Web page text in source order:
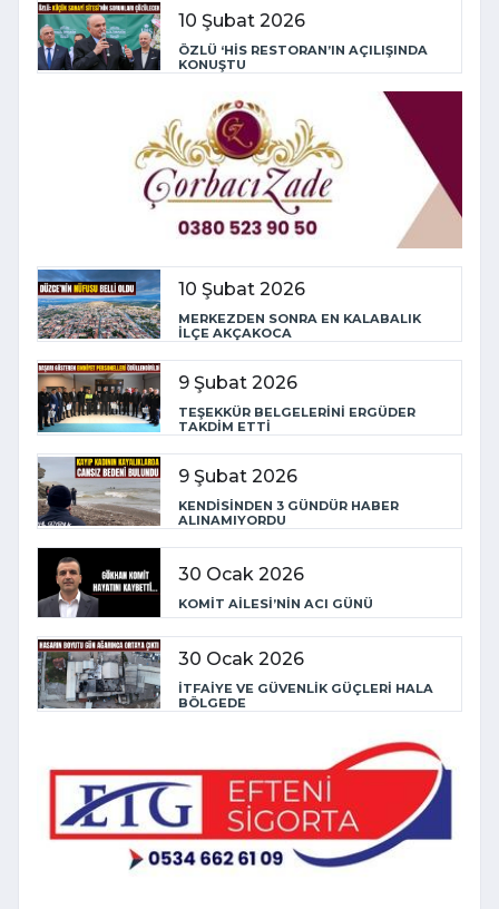
10 Şubat 2026
ÖZLÜ ‘HİS RESTORAN’IN AÇILIŞINDA
KONUŞTU
10 Şubat 2026
MERKEZDEN SONRA EN KALABALIK
İLÇE AKÇAKOCA
9 Şubat 2026
TEŞEKKÜR BELGELERİNİ ERGÜDER
TAKDİM ETTİ
9 Şubat 2026
KENDİSİNDEN 3 GÜNDÜR HABER
ALINAMIYORDU
30 Ocak 2026
KOMİT AİLESİ’NİN ACI GÜNÜ
30 Ocak 2026
İTFAİYE VE GÜVENLİK GÜÇLERİ HALA
BÖLGEDE